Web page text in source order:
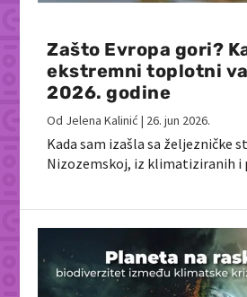
Zašto Evropa gori?
ekstremni toplotni
2026. godine
Od Jelena Kalinić | 26. jun 2026.
Kada sam izašla sa željezničke
Nizozemskoj, iz klimatiziranih i